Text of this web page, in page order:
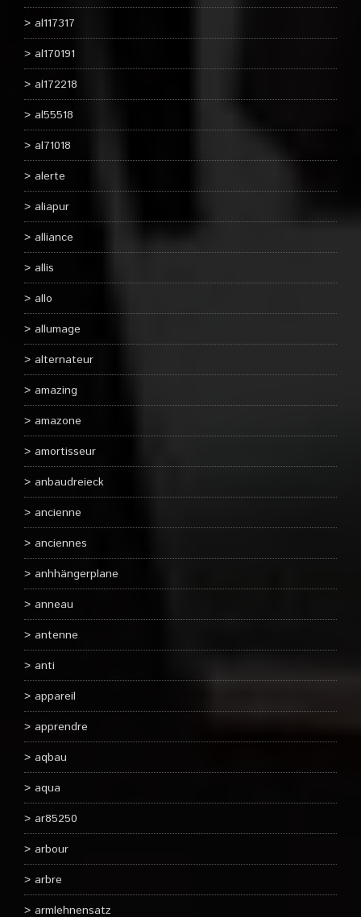
al117317
al170191
al172218
al55518
al71018
alerte
aliapur
alliance
allis
allo
allumage
alternateur
amazing
amazone
amortisseur
anbaudreieck
ancienne
anciennes
anhhängerplane
anneau
antenne
anti
appareil
apprendre
aqbau
aqua
ar85250
arbour
arbre
armlehnensatz